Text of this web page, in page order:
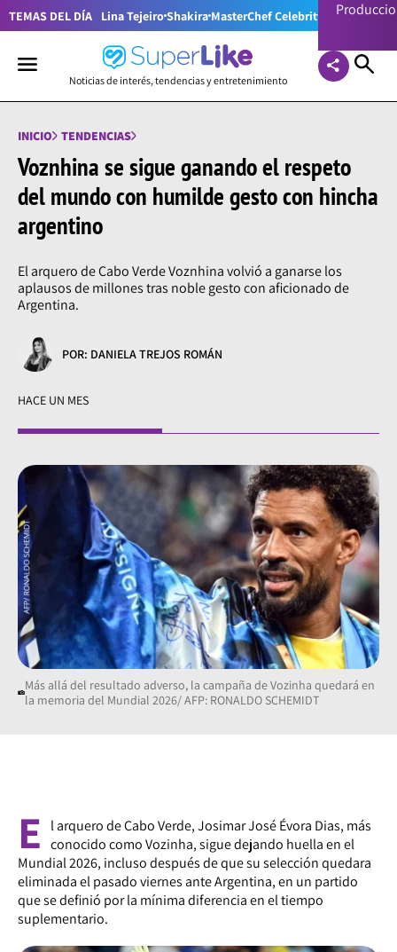
TEMAS DEL DÍA Lina TejeiroShakira MasterChef Celebrity Colombia
Noticias de interés, tendencias y entretenimiento
INICIO TENDENCIAS
Voznhina se sigue ganando el respeto
del mundo con humilde gesto con hincha
argentino
El arquero de Cabo Verde Voznhina volvió a ganarse los
aplausos de millones tras noble gesto con aficionado de
Argentina.
POR: DANIELA TREJOS ROMÁN
HACE UN MES
Más allá del resultado adverso, la campaña de Vozinha quedará en
la memoria del Mundial 2026/ AFP: RONALDO SCHEMIDT
E
l arquero de Cabo Verde, Josimar José Évora Dias, más
conocido como Vozinha, sigue dejando huella en el
Mundial 2026, incluso después de que su selección quedara
eliminada el pasado viernes ante Argentina, en un partido
que se definió por la mínima diferencia en el tiempo
suplementario.